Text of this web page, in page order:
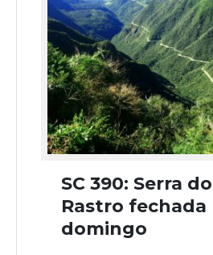
SC 390: Serra
Rastro fechada
domingo